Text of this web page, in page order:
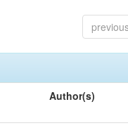
Author(s)